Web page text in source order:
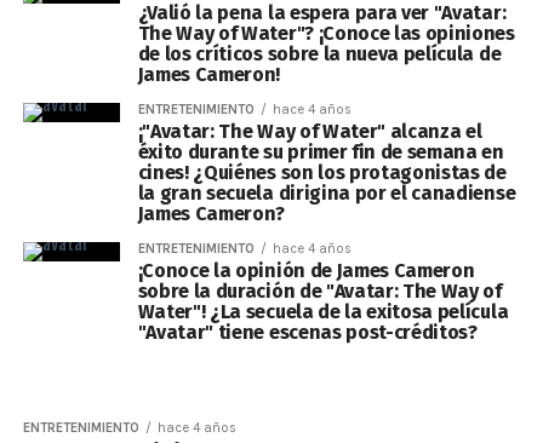
¿Valió la pena la espera para ver "Avatar:
The Way of Water"? ¡Conoce las opiniones
de los críticos sobre la nueva película de
James Cameron!
ENTRETENIMIENTO hace 4 años
¡"Avatar: The Way of Water" alcanza el
éxito durante su primer fin de semana en
cines! ¿Quiénes son los protagonistas de
la gran secuela dirigina por el canadiense
James Cameron?
ENTRETENIMIENTO hace 4 años
¡Conoce la opinión de James Cameron
sobre la duración de "Avatar: The Way of
Water"! ¿La secuela de la exitosa película
"Avatar" tiene escenas post-créditos?
ENTRETENIMIENTO hace 4 años